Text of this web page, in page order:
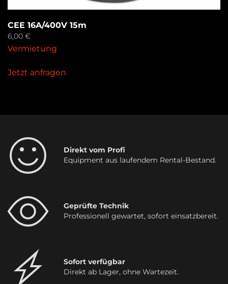
CEE 16A/400V 15m
6,00 €
Vermietung
Jetzt anfragen
Direkt vom Profi
Equipment aus laufendem Rental-Bestand.
Geprüfte Technik
Professionell gewartet, sofort einsatzbereit.
Sofort verfügbar
Direkt ab Lager, ohne Wartezeit.